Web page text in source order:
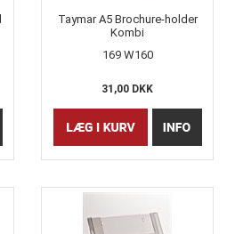
Taymar A5 Brochure-holder
Kombi
169 W160
31,00 DKK